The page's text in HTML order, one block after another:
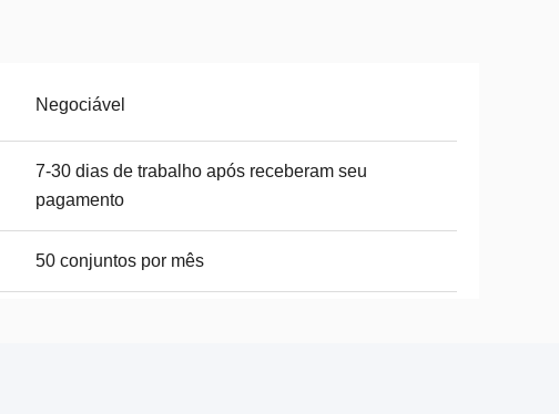
Negociável
7-30 dias de trabalho após receberam seu
pagamento
50 conjuntos por mês